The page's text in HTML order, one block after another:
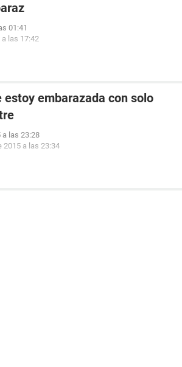
01:41
las 17:42
estoy embarazada con solo
a las 23:28
2015 a las 23:34